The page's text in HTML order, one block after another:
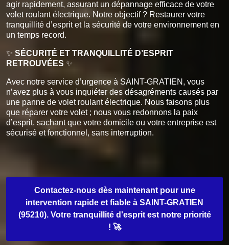
agir rapidement, assurant un dépannage efficace de votre
volet roulant électrique. Notre objectif ? Restaurer votre
tranquillité d’esprit et la sécurité de votre environnement en
un temps record.
✨ SÉCURITÉ ET TRANQUILLITÉ D’ESPRIT
RETROUVÉES ✨
Avec notre service d’urgence à SAINT-GRATIEN, vous
n’avez plus à vous inquiéter des désagréments causés par
une panne de volet roulant électrique. Nous faisons plus
que réparer votre volet ; nous vous redonnons la paix
d’esprit, sachant que votre domicile ou votre entreprise est
sécurisé et fonctionnel, sans interruption.
Contactez-nous dès maintenant pour une
intervention rapide et fiable à SAINT-GRATIEN
(95210). Votre tranquillité d'esprit est notre priorité
! 🚀